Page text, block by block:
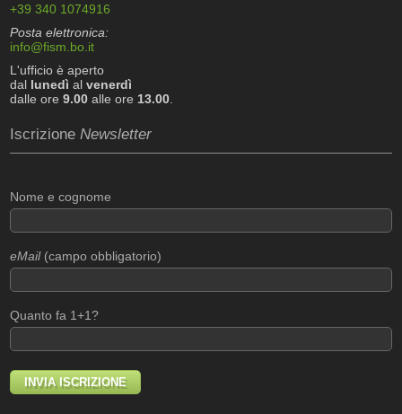
+39 340 1074916
Posta elettronica:
info@fism.bo.it
L'ufficio è aperto
dal lunedì alvenerdì
dalle ore9.00 alle ore 13.00.
IscrizioneNewsletter
Nome e cognome
eMail(campo obbligatorio)
Quanto fa 1+1?